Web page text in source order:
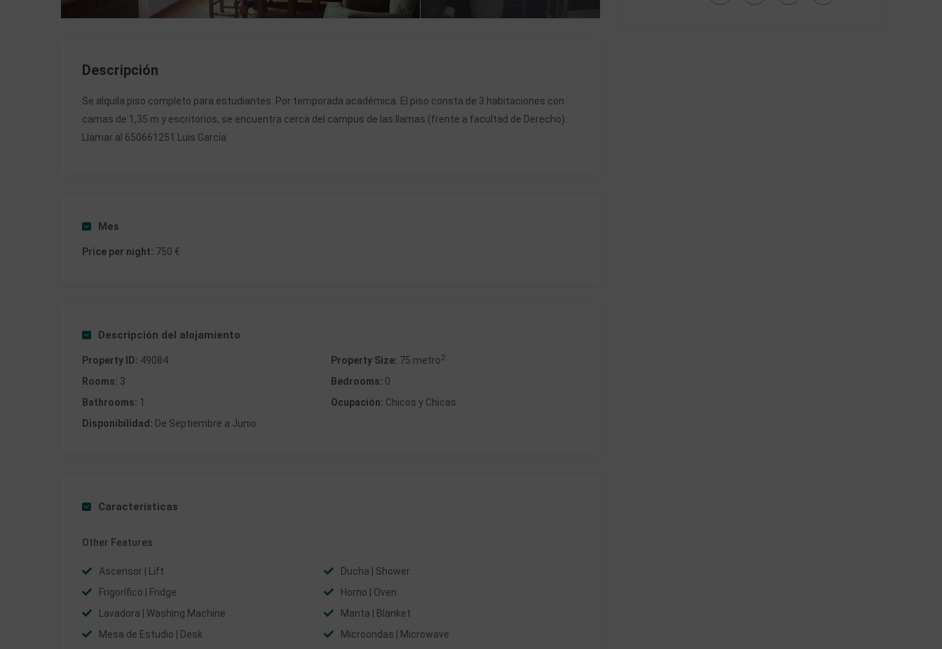
Descripción
Se alquila piso completo para estudiantes. Por temporada académica. El piso consta de 3 habitaciones con
camas de 1,35 m y escritorios, se encuentra cerca del campus de las llamas (frente a facultad de Derecho).
Llamar al 650661251 Luis García
Mes
Price per night: 750 €
Descripción del alojamiento
Property ID: 49084 Property Size: 75 metro2
Rooms: 3 Bedrooms: 0
Bathrooms: 1 Ocupación: Chicos y Chicas
Disponibilidad: De Septiembre a Junio
Características
Other Features
Ascensor | Lift
Ducha | Shower
Frigorífico | Fridge
Horno | Oven
Lavadora | Washing Machine
Manta | Blanket
Mesa de Estudio | Desk
Microondas | Microwave